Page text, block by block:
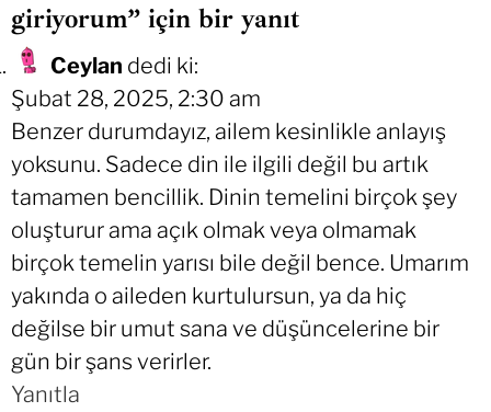
giriyorum” için bir yanıt
Ceylan dedi ki:
Şubat 28, 2025, 2:30 am
Benzer durumdayız, ailem kesinlikle anlayış
yoksunu. Sadece din ile ilgili değil bu artık
tamamen bencillik. Dinin temelini birçok şey
oluşturur ama açık olmak veya olmamak
birçok temelin yarısı bile değil bence. Umarım
yakında o aileden kurtulursun, ya da hiç
değilse bir umut sana ve düşüncelerine bir
gün bir şans verirler.
Yanıtla